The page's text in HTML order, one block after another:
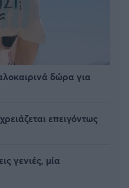
δώρα για
επειγόντως
γενιές, μία